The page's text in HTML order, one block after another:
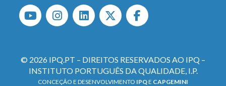
© 2026 IPQ.PT – DIREITOS RESERVADOS AO IPQ –
INSTITUTO PORTUGUÊS DA QUALIDADE, I.P.
CONCEÇÃO E DESENVOLVIMENTO IPQE CAPGEMINI